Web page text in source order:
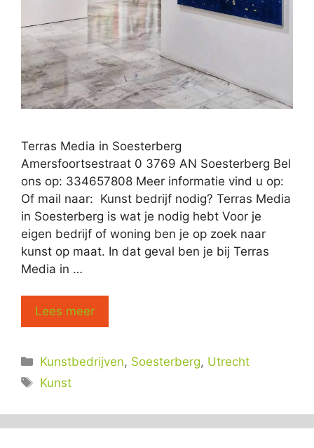
Terras Media in Soesterberg
Amersfoortsestraat 0 3769 AN Soesterberg Bel
ons op: 334657808 Meer informatie vind u op:
Of mail naar: Kunst bedrijf nodig? Terras Media
in Soesterberg is wat je nodig hebt Voor je
eigen bedrijf of woning ben je op zoek naar
kunst op maat. In dat geval ben je bij Terras
Media in …
Lees meer
Categorieën
Kunstbedrijven, Soesterberg, Utrecht
Tags
Kunst